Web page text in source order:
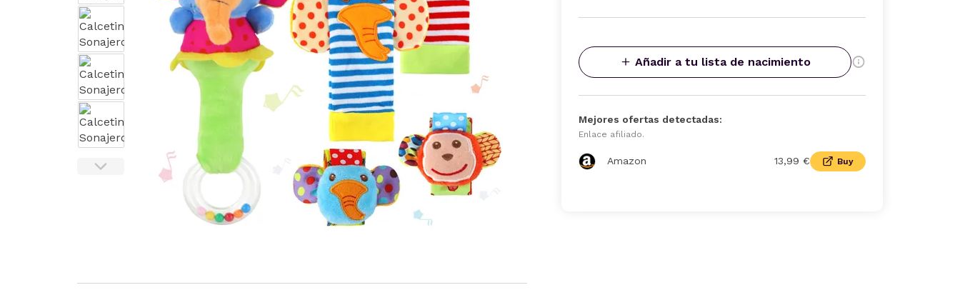
Añadir a tu lista de nacimiento
Mejores ofertas detectadas:
Enlace afiliado.
Amazon 13,99 € Buy